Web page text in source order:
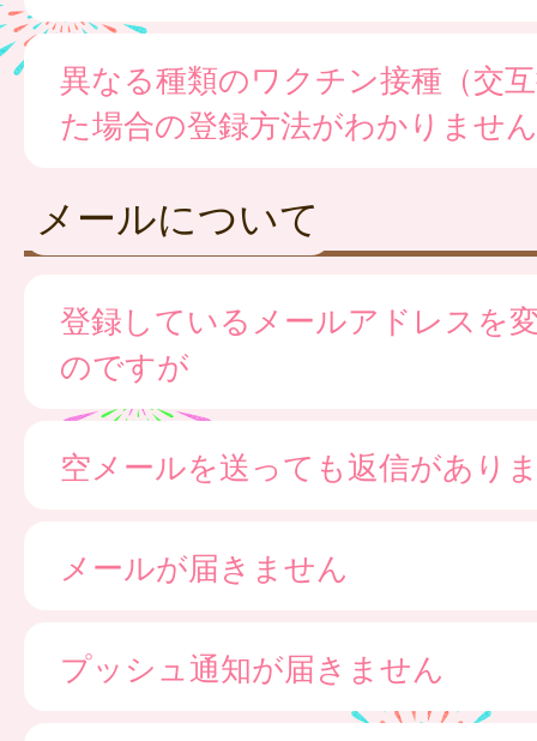
異なる種類のワクチン接種（交
た場合の登録方法がわかりません
メールについて
登録しているメールアドレスを
のですが
空メールを送っても返信があり
メールが届きません
プッシュ通知が届きません